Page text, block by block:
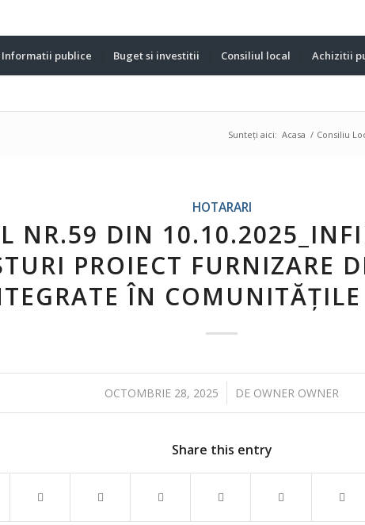
Informatii publice Buget si investitii Consiliul local Achizitii
Sunteți aici: Acasa / Consiliu
HOTARARI
NR.59 DIN
PROIECT FURNIZARE
ÎN COMUNITĂȚILE
OCTOMBRIE 28, 2025
/ DE OWNER OWNER
Share this entry